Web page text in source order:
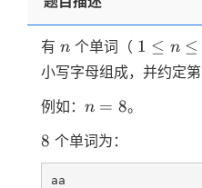
有 n
n 个单词（ 1≤n≤50
1 ≤ n ≤
小写字母组成，并约定第
例如： n=8
n = 8。
8
8 个单词为：
aa